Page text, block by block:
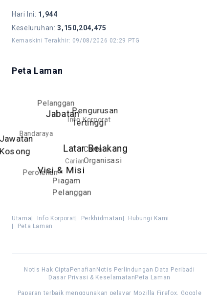
Hari Ini: 1,944
Keseluruhan:3,150,204,475
Kemaskini Terakhir: 09/08/2026 02:29 PTG
Peta Laman
Latar Belakang
Visi & Misi
Piagam
Pelanggan
Carta
Organisasi
Pengurusan
Tertinggi
Jabatan
Jawatan
Kosong
Perolehan
Carian
Info Korporat
Pelanggan
Bandaraya
Utama Info Korporat Perkhidmatan
Hubungi Kami
Peta Laman
Notis Hak Cipta Penafian Notis Perlindungan Data Peribadi
Dasar Privasi & Keselamatan Peta Laman
Paparan terbaik menggunakan pelayar Mozilla Firefox, Google